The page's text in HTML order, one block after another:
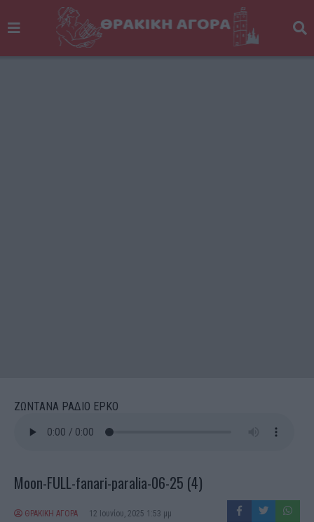
ΖΩΝΤΑΝΑ ΡΑΔΙΟ ΕΡΚΟ
Moon-FULL-fanari-paralia-06-25 (4)
ΘΡΑΚΙΚΗ ΑΓΟΡΑ 12 Ιουνίου, 2025 1:53 μμ